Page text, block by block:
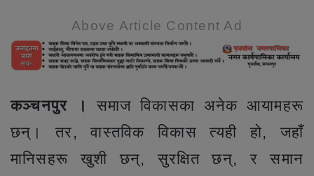
Above Article Content Ad
कञ्चनपुर ।
समाज विकासका अनेक आयामहरू
छन्। तर, वास्तविक विकास त्यही हो, जहाँ
मानिसहरू खुशी छन्, सुरक्षित छन्, र समान